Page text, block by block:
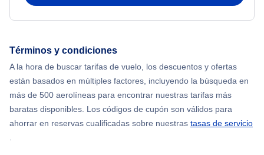
Términos y condiciones
A la hora de buscar tarifas de vuelo, los descuentos y ofertas
están basados en múltiples factores, incluyendo la búsqueda en
más de 500 aerolíneas para encontrar nuestras tarifas más
baratas disponibles. Los códigos de cupón son válidos para
ahorrar en reservas cualificadas sobre nuestras tasas de servicio
.